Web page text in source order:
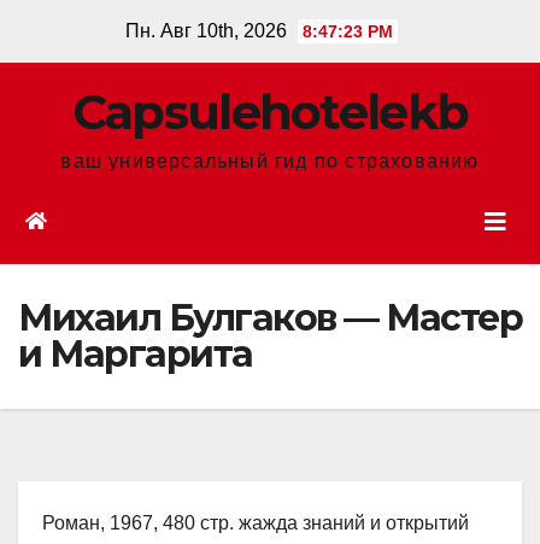
Пн. Авг 10th, 2026 8:47:24 PM
Сapsulehotelekb
ваш универсальный гид по страхованию
Михаил Булгаков — Мастер
и Маргарита
Роман, 1967, 480 стр. жажда знаний и открытий